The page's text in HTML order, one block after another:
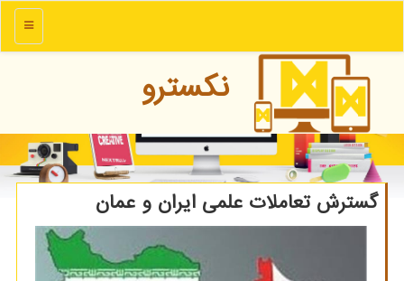
منو
نكسترو
گسترش تعاملات علمی ایران و عمان